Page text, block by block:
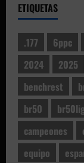
ETIQUETAS
.177 6ppc
2024
2025
benchrest
br50
campeones
equipo